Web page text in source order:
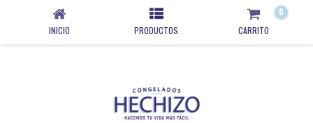
INICIO PRODUCTOS CARRITO
0